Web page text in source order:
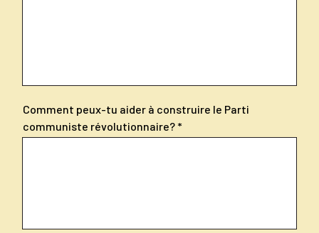
Comment peux-tu aider à construire le Parti
communiste révolutionnaire?